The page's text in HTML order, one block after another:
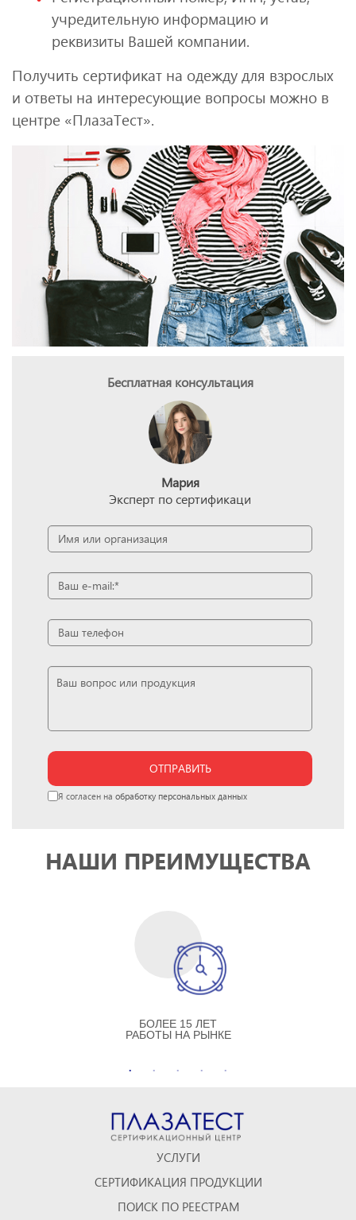
учредительную информацию и
реквизиты Вашей компании.
Получить сертификат на одежду для взрослых
и ответы на интересующие вопросы можно в
центре «ПлазаТест».
Бесплатная консультация
Мария
Эксперт по сертификаци
ОТПРАВИТЬ
Я согласен на обработку персональных данных
НАШИ ПРЕИМУЩЕСТВА
БОЛЕЕ 15 ЛЕТ
РАБОТЫ НА РЫНКЕ
УСЛУГИ
СЕРТИФИКАЦИЯ ПРОДУКЦИИ
ПОИСК ПО РЕЕСТРАМ